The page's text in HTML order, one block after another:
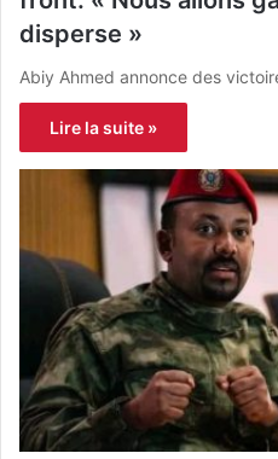
disperse »
Abiy Ahmed annonce des
Lire la suite »